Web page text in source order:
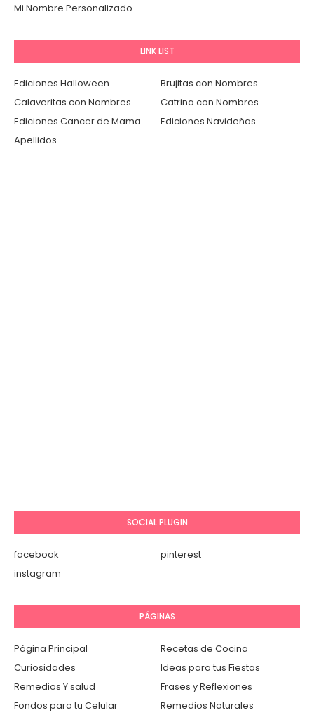
Mi Nombre Personalizado
LINK LIST
Ediciones Halloween
Brujitas con Nombres
Calaveritas con Nombres
Catrina con Nombres
Ediciones Cancer de Mama
Ediciones Navideñas
Apellidos
SOCIAL PLUGIN
facebook
pinterest
instagram
PÁGINAS
Página Principal
Recetas de Cocina
Curiosidades
Ideas para tus Fiestas
Remedios Y salud
Frases y Reflexiones
Fondos para tu Celular
Remedios Naturales